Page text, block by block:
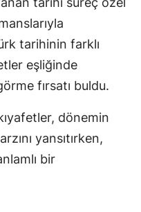
tarihinin farklı
eşliğinde
fırsatı buldu.
dönemin
yansıtırken,
bir